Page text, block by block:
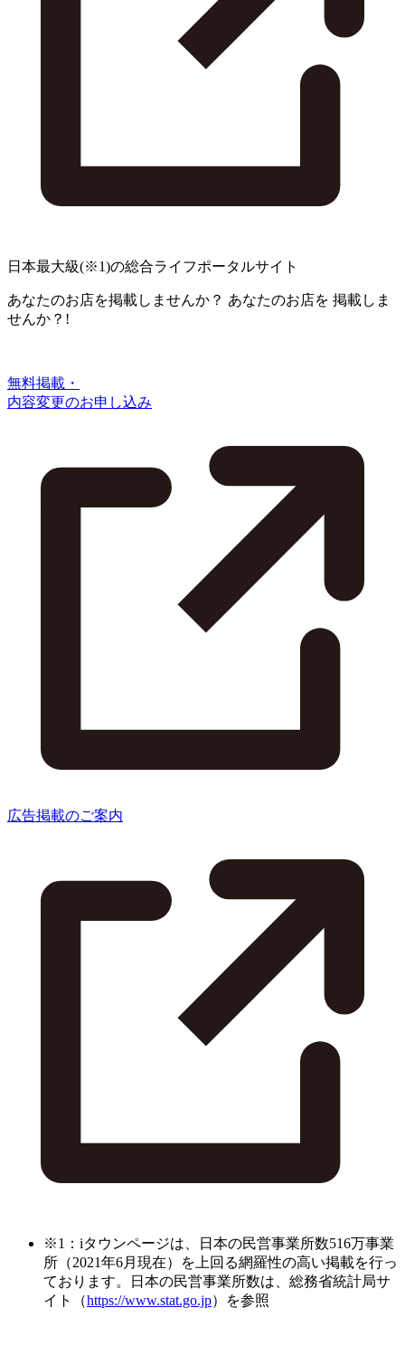
日本最大級(※1)の総合ライフポータルサイト
あなたのお店を掲載しませんか？ あなたのお店を 掲載しま
せんか？!
無料掲載・
内容変更のお申し込み
広告掲載のご案内
※1：iタウンページは、日本の民営事業所数516万事業
所（2021年6月現在）を上回る網羅性の高い掲載を行っ
ております。日本の民営事業所数は、総務省統計局サ
イト（https://www.stat.go.jp）を参照